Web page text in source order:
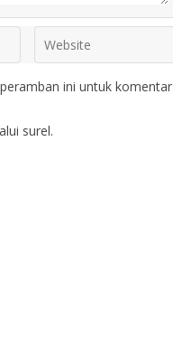
ini untuk komentar
surel.